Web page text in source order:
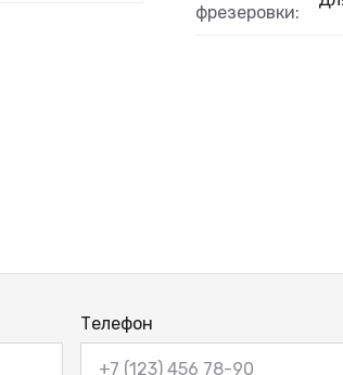
фрезеровки:
Телефон